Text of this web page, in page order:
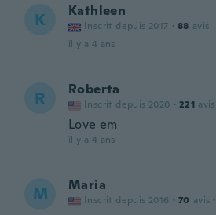
K Kathleen
Inscrit depuis 2017 · 88 avis
il y a 4 ans
R Roberta
Inscrit depuis 2020 · 221 avis
Love em
il y a 4 ans
M Maria
Inscrit depuis 2016 · 70 avis ·